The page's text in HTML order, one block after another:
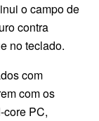
o campo de
contra
no teclado.
com
com os
core PC,